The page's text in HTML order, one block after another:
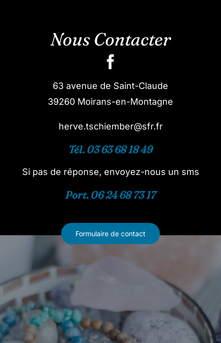
Nous Contacter
63 avenue de Saint-Claude
39260 Moirans-en-Montagne
herve.tschiember@sfr.fr
Tél. 03 63 68 18 49
Si pas de réponse, envoyez-nous un sms
Port. 06 24 68 73 17
Formulaire de contact